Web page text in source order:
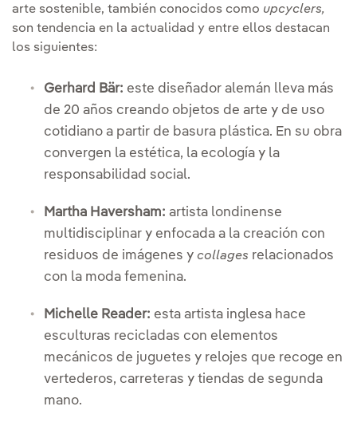
arte sostenible, también conocidos como upcyclers,
son tendencia en la actualidad y entre ellos destacan
los siguientes:
Gerhard Bär: este diseñador alemán lleva más
de 20 años creando objetos de arte y de uso
cotidiano a partir de basura plástica. En su obra
convergen la estética, la ecología y la
responsabilidad social.
Martha Haversham: artista londinense
multidisciplinar y enfocada a la creación con
residuos de imágenes y collages relacionados
con la moda femenina.
Michelle Reader: esta artista inglesa hace
esculturas recicladas con elementos
mecánicos de juguetes y relojes que recoge en
vertederos, carreteras y tiendas de segunda
mano.